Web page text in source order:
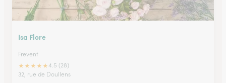
Isa Flore
Frevent
★★★★★4.5 (28)
32, rue de Doullens